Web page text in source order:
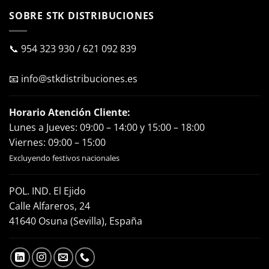
SOBRE STK DISTRIBUCIONES
📞 954 323 930/ 621 092 839
📧 info@stkdistribuciones.es
Horario Atención Cliente:
Lunes a Jueves: 09:00 – 14:00 y 15:00 – 18:00
Viernes: 09:00 – 15:00
Excluyendo festivos nacionales
POL. IND. El Ejido
Calle Alfareros, 24
41640 Osuna (Sevilla), España